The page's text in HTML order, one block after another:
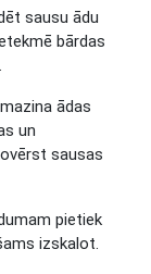
sausu ādu
bārdas
ādas
un
sausas
pietiek
izskalot.